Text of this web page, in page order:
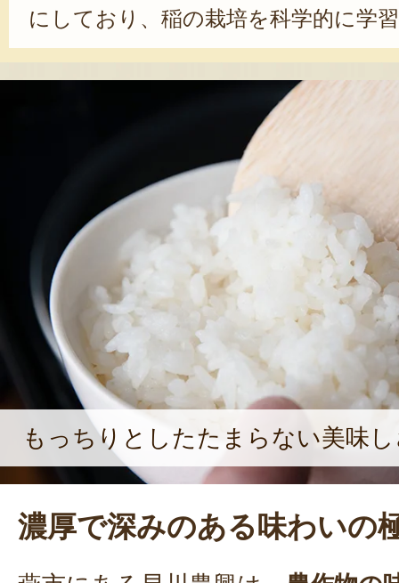
にしており、稲の栽培を科学的に学
り使わない栽培にも取り組む。美味
美味しさを証明するべく、「あなた
い米コンテスト」など、国内でも有
数々の賞を獲得している。米の味を
ると感じており、常に試行錯誤を絶
もっちりとしたたまらない美味
濃厚で深みのある味わいの